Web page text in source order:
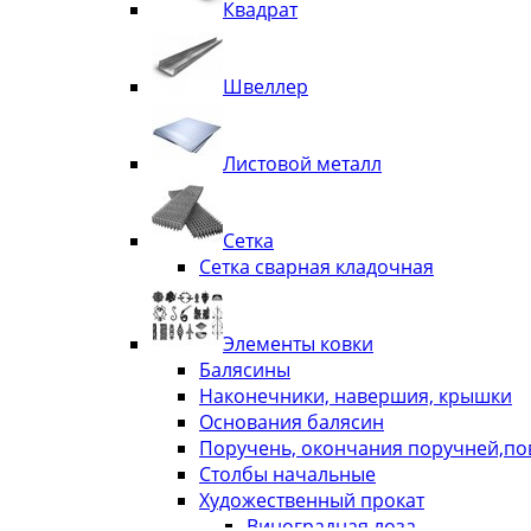
Квадрат
Швеллер
Листовой металл
Сетка
Сетка сварная кладочная
Элементы ковки
Балясины
Наконечники, навершия, крышки
Основания балясин
Поручень, окончания
Столбы начальные
Художественный прокат